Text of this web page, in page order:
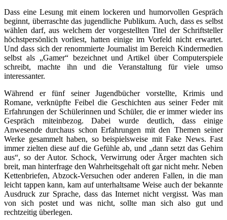
Dass eine Lesung mit einem lockeren und humorvollen Gespräch
beginnt, überraschte das jugendliche Publikum. Auch, dass es selbst
wählen darf, aus welchem der vorgestellten Titel der Schriftsteller
höchstpersönlich vorliest, hatten einige im Vorfeld nicht erwartet.
Und dass sich der renommierte Journalist im Bereich Kindermedien
selbst als „Gamer“ bezeichnet und Artikel über Computerspiele
schreibt, machte ihn und die Veranstaltung für viele umso
interessanter.
Während er fünf seiner Jugendbücher vorstellte, Krimis und
Romane, verknüpfte Feibel die Geschichten aus seiner Feder mit
Erfahrungen der Schülerinnen und Schüler, die er immer wieder ins
Gespräch miteinbezog. Dabei wurde deutlich, dass einige
Anwesende durchaus schon Erfahrungen mit den Themen seiner
Werke gesammelt haben, so beispielsweise mit Fake News. Fast
immer zielten diese auf die Gefühle ab, und „dann setzt das Gehirn
aus“, so der Autor. Schock, Verwirrung oder Ärger machten sich
breit, man hinterfrage den Wahrheitsgehalt oft gar nicht mehr. Neben
Kettenbriefen, Abzock-Versuchen oder anderen Fallen, in die man
leicht tappen kann, kam auf unterhaltsame Weise auch der bekannte
Ausdruck zur Sprache, dass das Internet nicht vergisst. Was man
von sich postet und was nicht, sollte man sich also gut und
rechtzeitig überlegen.